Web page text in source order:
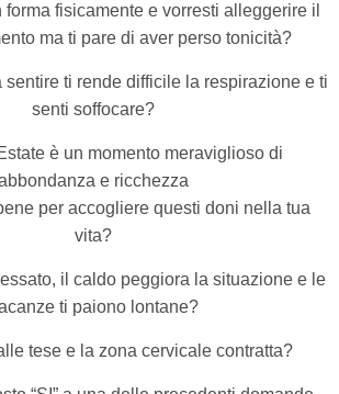
fisicamente e vorresti alleggerire il
ma ti pare di aver perso tonicità?
ti rende difficile la respirazione e ti
senti soffocare?
è un momento meraviglioso di
e ricchezza
per accogliere questi doni nella tua
vita?
il caldo peggiora la situazione e le
ti paiono lontane?
tese e la zona cervicale contratta?